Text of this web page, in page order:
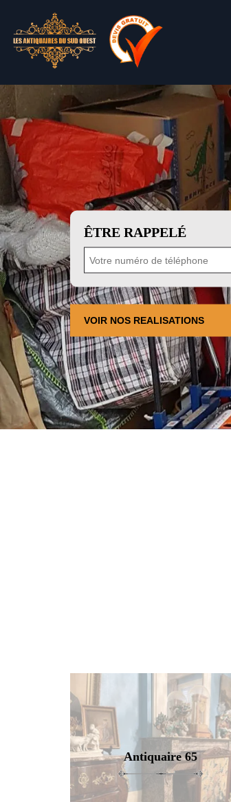
ÊTRE RAPPELÉ
VOIR NOS REALISATIONS
Antiquaire 65